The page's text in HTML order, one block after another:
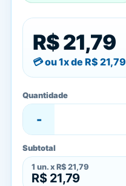
R$ 21,79
ou 1x de R$ 21,79
Quantidade
-
Subtotal
1 un. x R$ 21,79
R$ 21,79